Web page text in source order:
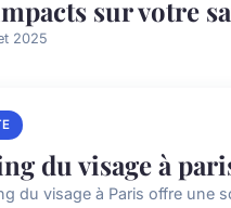
sur votre
2025
du visage à
du visage à Paris offre une